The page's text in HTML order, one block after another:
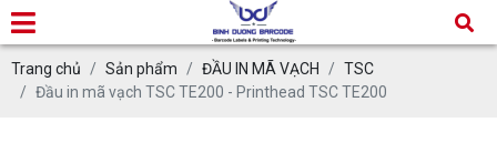
Trang chủ Sản phẩm ĐẦU IN MÃ VẠCH
TSC
Đầu in mã vạch TSC TE200 - Printhead TSC TE200